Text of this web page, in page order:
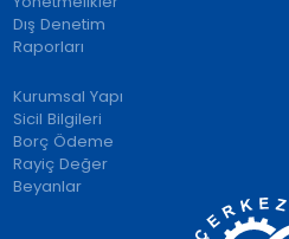
Dış Denetim
Raporları
Kurumsal Yapı
Sicil Bilgileri
Borç Ödeme
Rayiç Değer
Beyanlar